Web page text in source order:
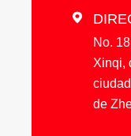

No.
Xinqi,
de